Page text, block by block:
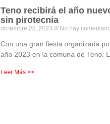
Teno recibirá el año
sin pirotecnia
diciembre 28, 2023 No hay
Con una gran fiesta organizada
año 2023 en la comuna de Teno.
Leer Más >>